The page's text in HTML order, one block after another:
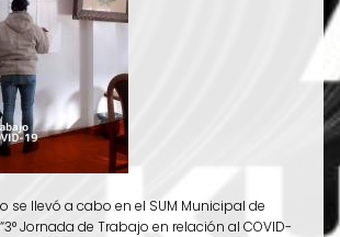
se llevó a cabo en el SUM Municipal de
Jornada de Trabajo en relación al COVID-